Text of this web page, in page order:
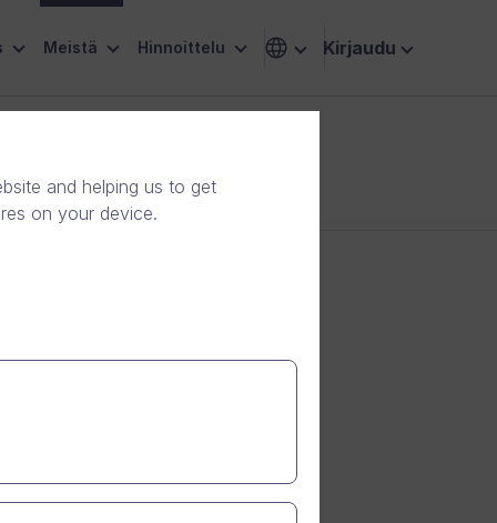
Meistä Hinnoittelu Kirjaudu
and helping us to get
on your device.